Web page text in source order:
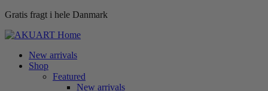
Gratis fragt i hele Danmark
New arrivals
Shop
Featured
New arrivals